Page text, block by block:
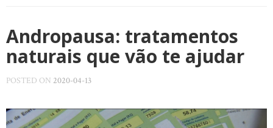
Andropausa: tratamentos
naturais que vão te ajudar
POSTED ON 2020-04-13